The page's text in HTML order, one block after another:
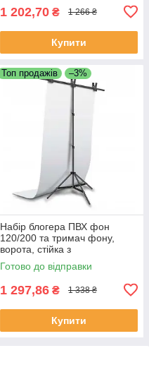
1 202,70 ₴ 1 266 ₴
Купити
Топ продажів –3%
Набір блогера ПВХ фон
120/200 та тримач фону,
ворота, стійка з
перекладиною 2.2х1,5м
Готово до відправки
1 297,86 ₴ 1 338 ₴
Купити